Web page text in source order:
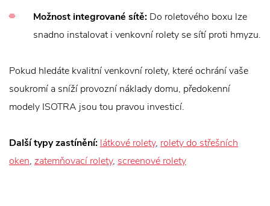
Možnost integrované sítě: Do roletového boxu lze
snadno instalovat i venkovní rolety se sítí proti hmyzu.
Pokud hledáte kvalitní venkovní rolety, které ochrání vaše
soukromí a sníží provozní náklady domu, předokenní
modely ISOTRA jsou tou pravou investicí.
Další typy zastínění: látkové rolety, rolety do střešních
oken, zatemňovací rolety, screenové rolety